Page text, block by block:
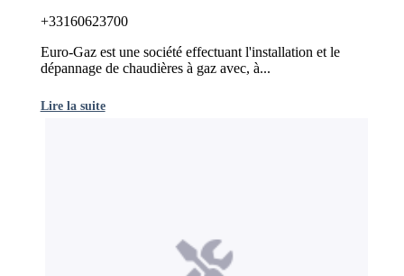
+33160623700
Euro-Gaz est une société effectuant l'installation et le
dépannage de chaudières à gaz avec, à...
Lire la suite